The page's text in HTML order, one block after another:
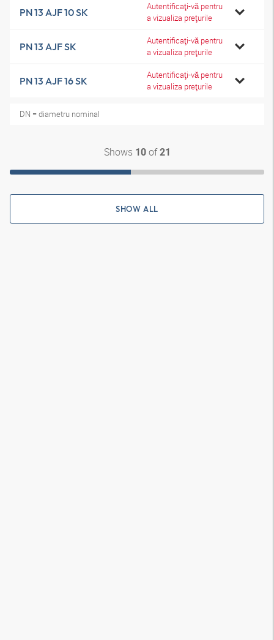
PN 13 AJF 10 SK
Autentificaţi-vă pentru
a vizualiza preţurile
PN 13 AJF SK
Autentificaţi-vă pentru
a vizualiza preţurile
PN 13 AJF 16 SK
Autentificaţi-vă pentru
a vizualiza preţurile
DN = diametru nominal
Shows 10of21
SHOW ALL